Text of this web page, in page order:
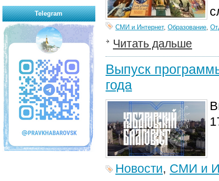
СМИ и Интернет, Образование,
Читать дальше
Выпуск
года
Новости, СМИ и
Telegram